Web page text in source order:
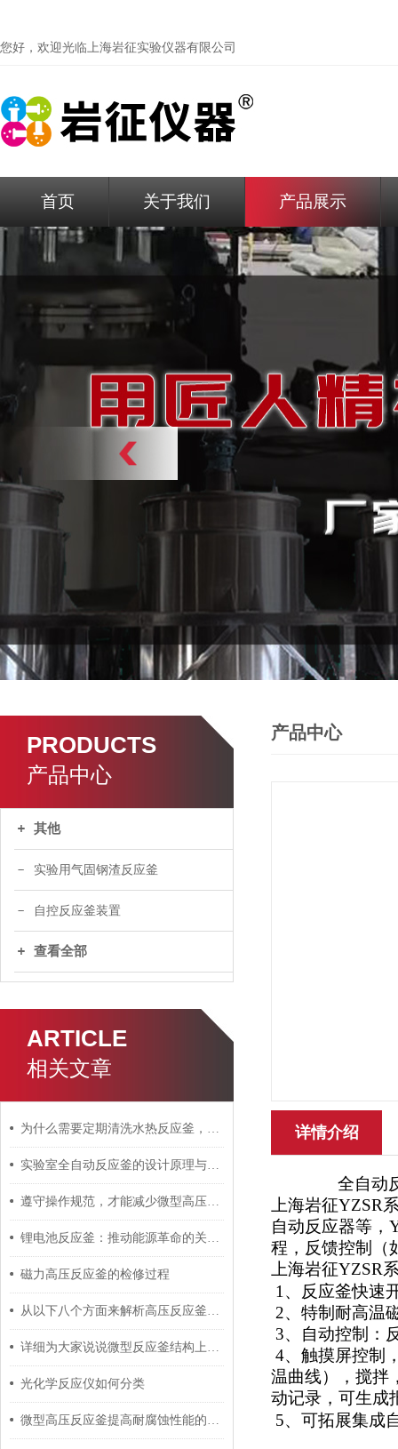
您好，欢迎光临上海岩征实验仪器有限公司
首页 关于我们 产品展示
PRODUCTS
产品中心
其他
实验用气固钢渣反应釜
自控反应釜装置
查看全部
ARTICLE
相关文章
为什么需要定期清洗水热反应釜，原因如下
实验室全自动反应釜的设计原理与过程控制技术解析
遵守操作规范，才能减少微型高压反应釜漏气现象
锂电池反应釜：推动能源革命的关键设备
磁力高压反应釜的检修过程
从以下八个方面来解析高压反应釜的结构特征
详细为大家说说微型反应釜结构上有哪些特色
光化学反应仪如何分类
微型高压反应釜提高耐腐蚀性能的常见方法
产品中心
详情介绍
全自动反
上海岩征YZSR
自动反应器等，
程，反馈控制（
上海岩征YZSR
1、反应釜快速
2、特制耐高温
3、自动控制：
4、触摸屏控制
温曲线），搅拌
动记录，可生成
5、可拓展集成